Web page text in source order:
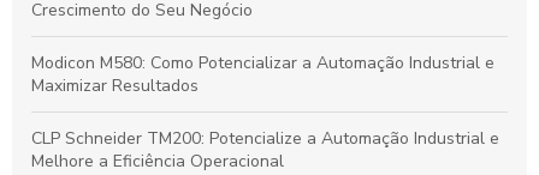
Crescimento do Seu Negócio
Modicon M580: Como Potencializar a Automação Industrial e
Maximizar Resultados
CLP Schneider TM200: Potencialize a Automação Industrial e
Melhore a Eficiência Operacional